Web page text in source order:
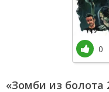
«Зомби из болота
0